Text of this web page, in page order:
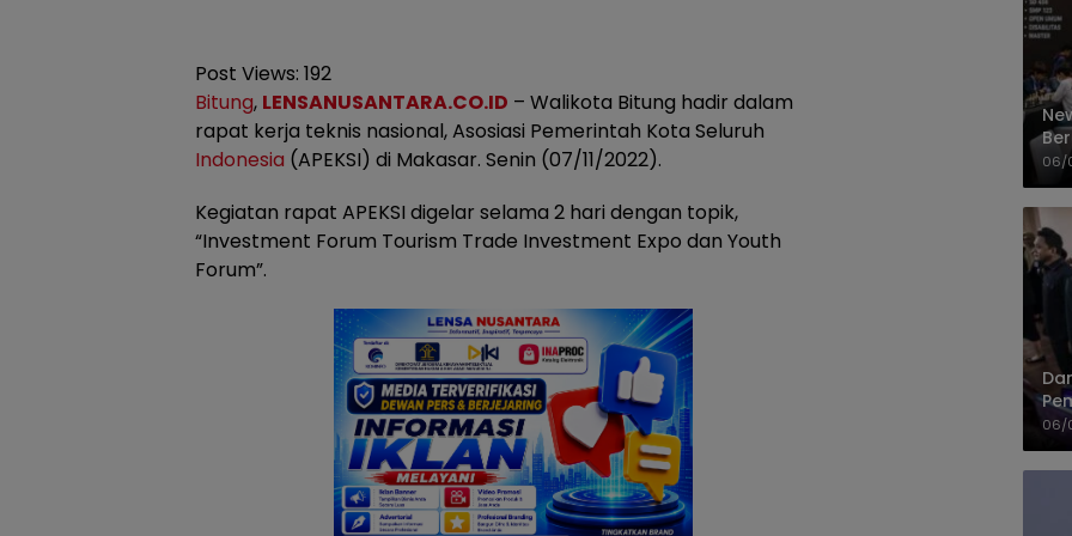
Post Views: 192
Bitung, LENSANUSANTARA.CO.ID – Walikota Bitung hadir dalam
rapat kerja teknis nasional, Asosiasi Pemerintah Kota Seluruh
Indonesia (APEKSI) di Makasar. Senin (07/11/2022).
Kegiatan rapat APEKSI digelar selama 2 hari dengan topik,
“Investment Forum Tourism Trade Investment Expo dan Youth
Forum”.
06/
06/